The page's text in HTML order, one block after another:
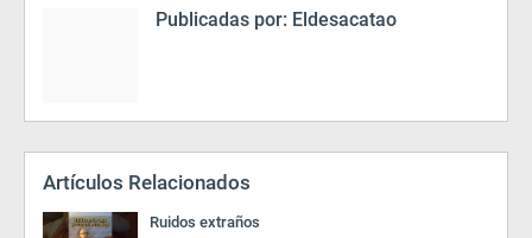
Publicadas por: Eldesacatao
Artículos Relacionados
Ruidos extraños